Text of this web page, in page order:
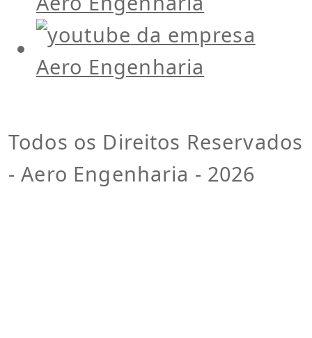
Todos os Direitos Reservados
- Aero Engenharia - 2026